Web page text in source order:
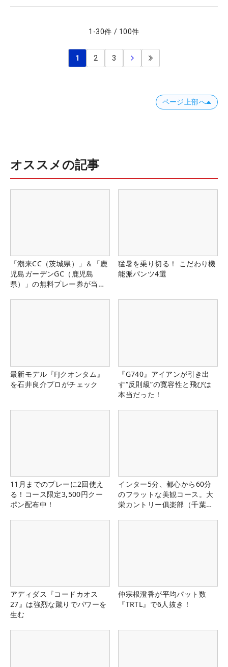
1 -30件 / 100件
1 2 3
ページ上部へ
オススメの記事
「潮来CC（茨城県）」＆「鹿
児島ガーデンGC（鹿児島
県）」の無料プレー券が当た
猛暑を乗り切る！ こだわり機
能派パンツ4選
最新モデル『FJクオンタム』
を石井良介プロがチェック
『G740』アイアンが引き出
す“反則級”の寛容性と飛びは
本当だった！
11月までのプレーに2回使え
る！コース限定3,500円クー
ポン配布中！
インター5分、都心から60分
のフラットな美観コース。大
栄カントリー俱楽部（千葉
アディダス『コードカオス
27』は強烈な蹴りでパワーを
生む
仲宗根澄香が平均パット数
『TRTL』で6人抜き！